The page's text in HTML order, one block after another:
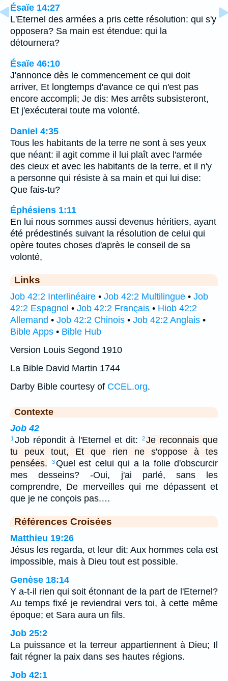
Ésaïe 14:27
L'Eternel des armées a pris cette résolution: qui s'y
opposera? Sa main est étendue: qui la
détournera?
Ésaïe 46:10
J'annonce dès le commencement ce qui doit
arriver, Et longtemps d'avance ce qui n'est pas
encore accompli; Je dis: Mes arrêts subsisteront,
Et j'exécuterai toute ma volonté.
Daniel 4:35
Tous les habitants de la terre ne sont à ses yeux
que néant: il agit comme il lui plaît avec l'armée
des cieux et avec les habitants de la terre, et il n'y
a personne qui résiste à sa main et qui lui dise:
Que fais-tu?
Éphésiens 1:11
En lui nous sommes aussi devenus héritiers, ayant
été prédestinés suivant la résolution de celui qui
opère toutes choses d'après le conseil de sa
volonté,
Links
Job 42:2 Interlinéaire • Job 42:2 Multilingue • Job
42:2 Espagnol • Job 42:2 Français • Hiob 42:2
Allemand • Job 42:2 Chinois • Job 42:2 Anglais •
Bible Apps • Bible Hub
Version Louis Segond 1910
La Bible David Martin 1744
Darby Bible courtesy of CCEL.org.
Contexte
Job 42
1 Job répondit à l'Eternel et dit: 2Je reconnais que
tu peux tout, Et que rien ne s'oppose à tes
pensées.
3 Quel est celui qui a la folie d'obscurcir
mes desseins? -Oui, j'ai parlé, sans les
comprendre, De merveilles qui me dépassent et
que je ne conçois pas.…
Références Croisées
Matthieu 19:26
Jésus les regarda, et leur dit: Aux hommes cela est
impossible, mais à Dieu tout est possible.
Genèse 18:14
Y a-t-il rien qui soit étonnant de la part de l'Eternel?
Au temps fixé je reviendrai vers toi, à cette même
époque; et Sara aura un fils.
Job 25:2
La puissance et la terreur appartiennent à Dieu; Il
fait régner la paix dans ses hautes régions.
Job 42:1